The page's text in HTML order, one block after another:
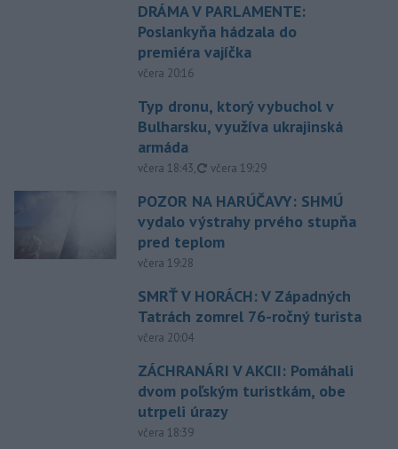
DRÁMA V PARLAMENTE:
Poslankyňa hádzala do
premiéra vajíčka
včera 20:16
Typ dronu, ktorý vybuchol v
Bulharsku, využíva ukrajinská
armáda
včera 18:43, aktualizované
včera 19:29
POZOR NA HARÚČAVY: SHMÚ
vydalo výstrahy prvého stupňa
pred teplom
včera 19:28
SMRŤ V HORÁCH: V Západných
Tatrách zomrel 76-ročný turista
včera 20:04
ZÁCHRANÁRI V AKCII: Pomáhali
dvom poľským turistkám, obe
utrpeli úrazy
včera 18:39